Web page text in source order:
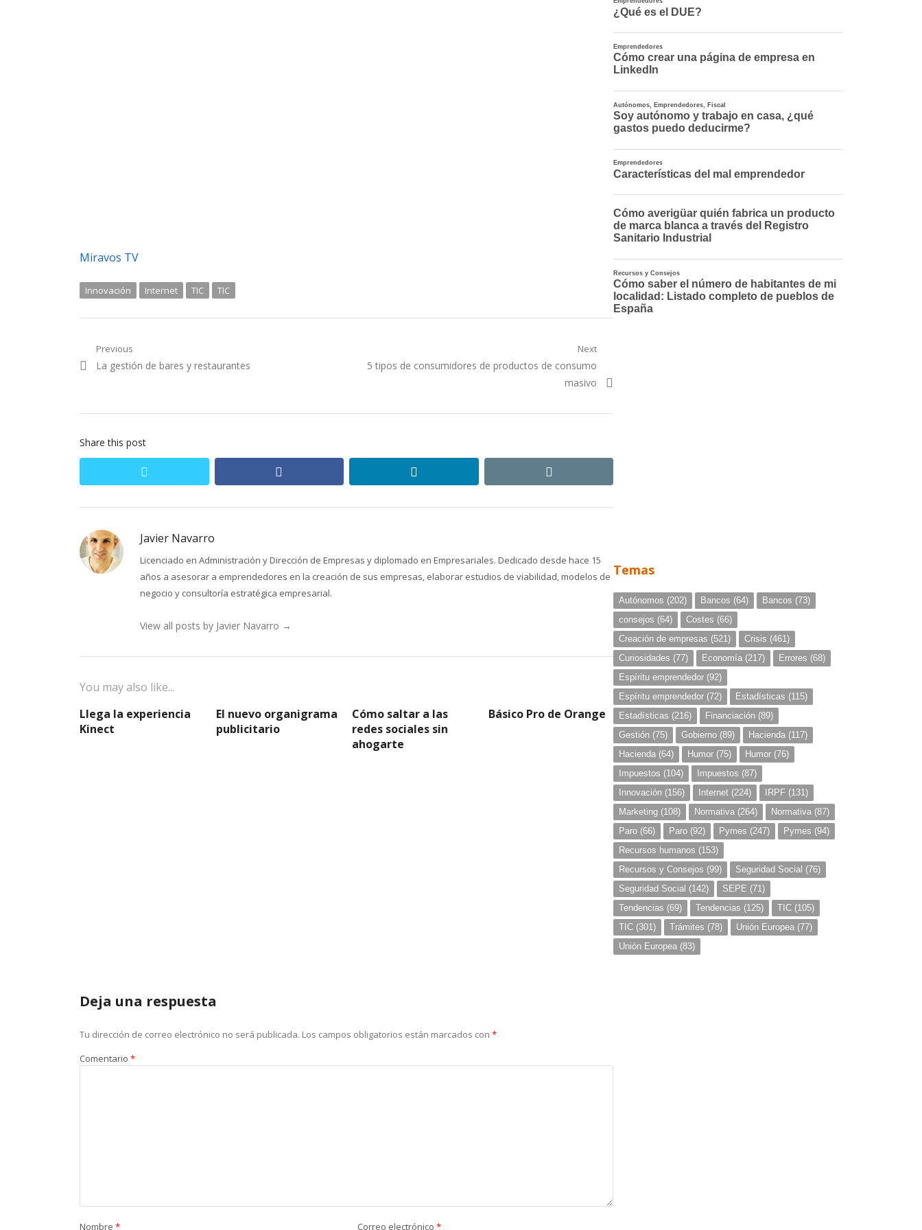
Miravos TV
Innovación Internet TIC TIC
Navegación
de
Previous
Previous
La gestión de bares y restaurantes
Next
Next
5 tipos de consumidores de productos de consumo
masivo
Share this post
linkedin
Javier Navarro
Licenciado en Administración y Dirección de Empresas y diplomado en Empresariales. Dedicado desde hace 15
años a asesorar a emprendedores en la creación de sus empresas, elaborar estudios de viabilidad, modelos de
negocio y consultoría estratégica empresarial.
View all posts by Javier Navarro →
You may also like...
Llega la experiencia
Kinect
El nuevo organigrama
publicitario
Cómo saltar a las
redes sociales sin
ahogarte
Básico Pro de Orange
Deja una respuesta
Tu dirección de correo electrónico no será publicada. Los campos obligatorios están marcados con *
Comentario *
Nombre * Correo electrónico *
Temas
Autónomos (202) Bancos (64) Bancos (73)
consejos (64) Costes (66)
Creación de empresas (521) Crisis (461)
Curiosidades (77) Economía (217) Errores (68)
Espíritu emprendedor (92)
Espíritu emprendedor (72) Estadísticas (115)
Estadísticas (216) Financiación (89)
Gestión (75) Gobierno (89) Hacienda (117)
Hacienda (64) Humor (75) Humor (76)
Impuestos (104) Impuestos (87)
Innovación (156) Internet (224) IRPF (131)
Marketing (108) Normativa (264) Normativa (87)
Paro (66) Paro (92) Pymes (247) Pymes (94)
Recursos humanos (153)
Recursos y Consejos (99) Seguridad Social (76)
Seguridad Social (142) SEPE (71)
Tendencias (69) Tendencias (125) TIC (105)
TIC (301) Trámites (78) Unión Europea (77)
Unión Europea (83)